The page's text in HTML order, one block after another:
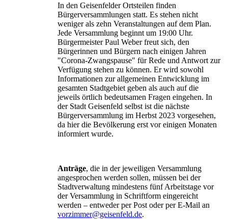
In den Geisenfelder Ortsteilen finden
Bürgerversammlungen statt. Es stehen nicht
weniger als zehn Veranstaltungen auf dem Plan.
Jede Versammlung beginnt um 19:00 Uhr.
Bürgermeister Paul Weber freut sich, den
Bürgerinnen und Bürgern nach einigen Jahren
"Corona-Zwangspause" für Rede und Antwort zur
Verfügung stehen zu können. Er wird sowohl
Informationen zur allgemeinen Entwicklung im
gesamten Stadtgebiet geben als auch auf die
jeweils örtlich bedeutsamen Fragen eingehen. In
der Stadt Geisenfeld selbst ist die nächste
Bürgerversammlung im Herbst 2023 vorgesehen,
da hier die Bevölkerung erst vor einigen Monaten
informiert wurde.
Anträge, die in der jeweiligen Versammlung
angesprochen werden sollen, müssen bei der
Stadtverwaltung mindestens fünf Arbeitstage vor
der Versammlung in Schriftform eingereicht
werden – entweder per Post oder per E-Mail an
vorzimmer@geisenfeld.de.